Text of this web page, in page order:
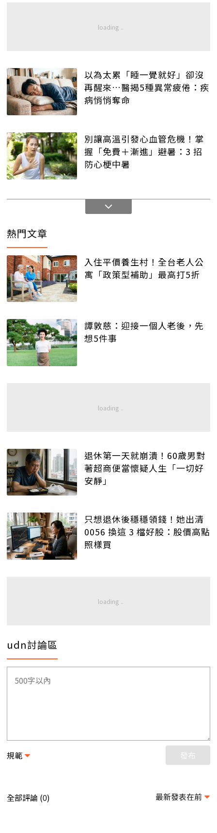
以為太累「睡一覺就好」卻沒
再醒來…醫揭5種異常疲倦：疾
病悄悄奪命
別讓高溫引發心血管危機！掌
握「免費＋漸進」避暑：3 招
防心梗中暑
熱門文章
入住平價養生村！全台老人公
寓「政策型補助」最高打5折
譚敦慈：迎接一個人老後，先
想5件事
退休第一天就崩潰！60歲男對
著超商便當懷疑人生「一切好
安靜」
只想退休後穩穩領錢！她出清
0056 換這 3 檔好股：股價高點
照樣買
udn討論區
規範 發布
全部評論 (0) 最新發表在前